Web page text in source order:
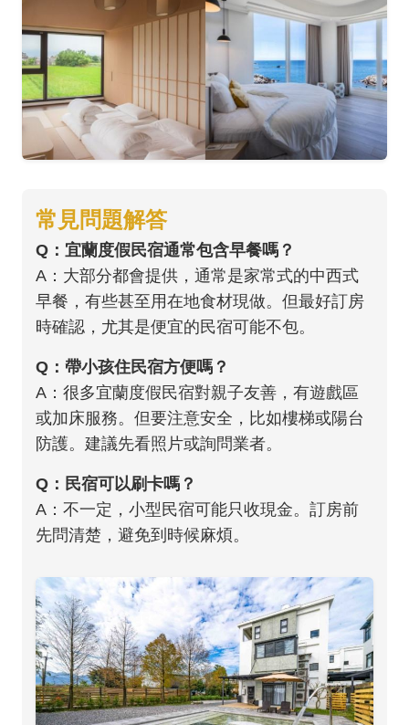
常見問題解答
Q：宜蘭度假民宿通常包含早餐嗎？
A：大部分都會提供，通常是家常式的中西式
早餐，有些甚至用在地食材現做。但最好訂房
時確認，尤其是便宜的民宿可能不包。
Q：帶小孩住民宿方便嗎？
A：很多宜蘭度假民宿對親子友善，有遊戲區
或加床服務。但要注意安全，比如樓梯或陽台
防護。建議先看照片或詢問業者。
Q：民宿可以刷卡嗎？
A：不一定，小型民宿可能只收現金。訂房前
先問清楚，避免到時候麻煩。